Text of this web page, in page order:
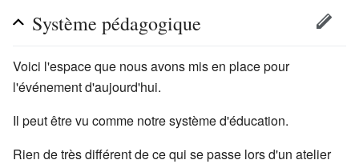
Système pédagogique
Voici l'espace que nous avons mis en place pour
l'événement d'aujourd'hui.
Il peut être vu comme notre système d'éducation.
Rien de très différent de ce qui se passe lors d'un atelier